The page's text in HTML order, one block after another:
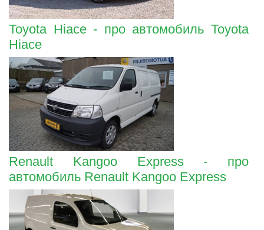
Toyota Hiace - про автомобиль Toyota
Hiace
Renault Kangoo Express - про
автомобиль Renault Kangoo Express